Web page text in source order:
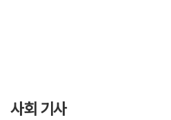
사회 기사